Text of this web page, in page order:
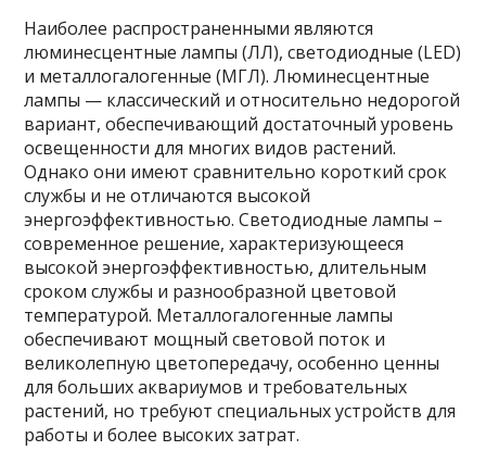
Наиболее распространенными являются
люминесцентные лампы (ЛЛ), светодиодные (LED)
и металлогалогенные (МГЛ). Люминесцентные
лампы — классический и относительно недорогой
вариант, обеспечивающий достаточный уровень
освещенности для многих видов растений.
Однако они имеют сравнительно короткий срок
службы и не отличаются высокой
энергоэффективностью. Светодиодные лампы –
современное решение, характеризующееся
высокой энергоэффективностью, длительным
сроком службы и разнообразной цветовой
температурой. Металлогалогенные лампы
обеспечивают мощный световой поток и
великолепную цветопередачу, особенно ценны
для больших аквариумов и требовательных
растений, но требуют специальных устройств для
работы и более высоких затрат.